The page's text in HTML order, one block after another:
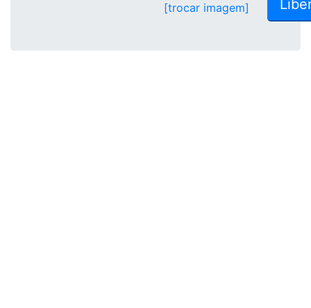
[trocar imagem]